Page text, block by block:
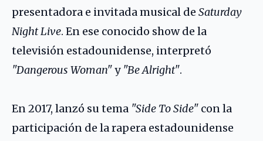
presentadora e invitada musical de Saturday
Night Live. En ese conocido show de la
televisión estadounidense, interpretó
"Dangerous Woman"y "Be Alright".
En 2017, lanzó su tema "Side To Side" con la
participación de la rapera estadounidense